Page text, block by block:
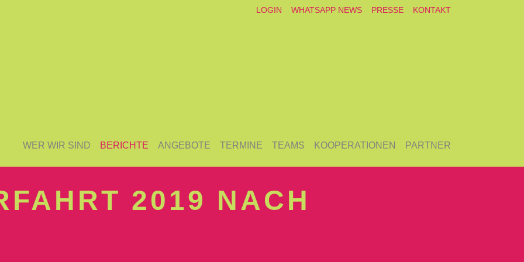
LOGIN WHATSAPP NEWS PRESSE KONTAKT
WER WIR SIND BERICHTE ANGEBOTE TERMINE TEAMS KOOPERATIONEN PARTNER
2019 NACH